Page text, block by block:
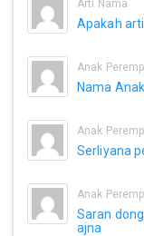
Arti Nama
Apakah
Anak
Nama
Anak
Serliyana
Anak
Saran
ajna